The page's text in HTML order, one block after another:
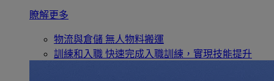
瞭解更多
物流與倉儲 無人物料搬運
訓練和入職 快速完成入職訓練，實現技能提升